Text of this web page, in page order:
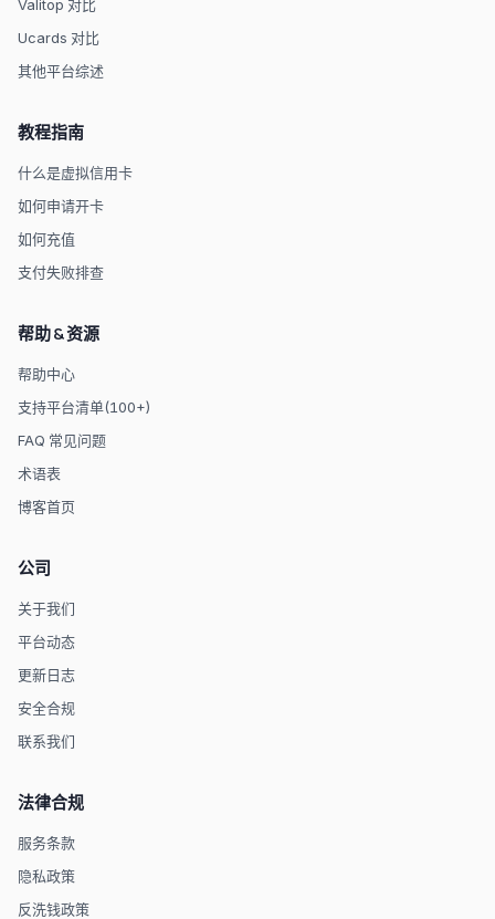
Valitop 对比
Ucards 对比
其他平台综述
教程指南
什么是虚拟信用卡
如何申请开卡
如何充值
支付失败排查
帮助 & 资源
帮助中心
支持平台清单(100+)
FAQ 常见问题
术语表
博客首页
公司
关于我们
平台动态
更新日志
安全合规
联系我们
法律合规
服务条款
隐私政策
反洗钱政策